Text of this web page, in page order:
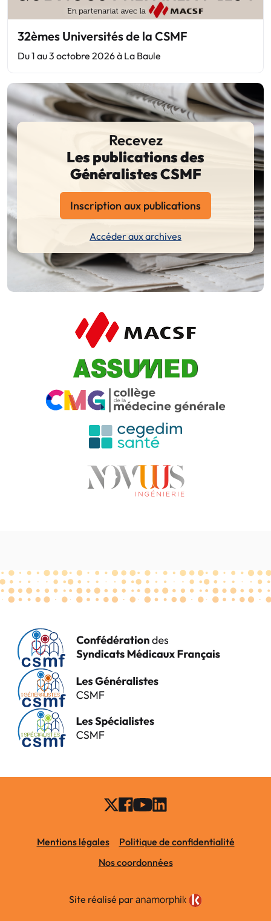
32èmes Universités de la CSMF
Du 1 au 3 octobre 2026 à La Baule
Recevez
Les publications des
Généralistes CSMF
Inscription aux publications
Accéder aux archives
Mentions légales
Politique de confidentialité
Nos coordonnées
Site réalisé par